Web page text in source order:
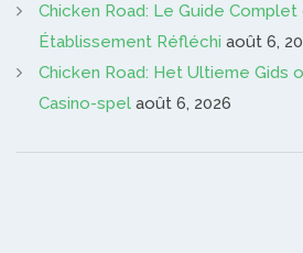
Chicken Road: Le Guide Complet
Établissement Réfléchi août 6,
Chicken Road: Het Ultieme Gids
Casino-spel août 6, 2026